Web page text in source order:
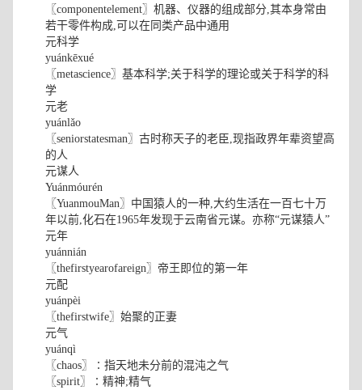
〖componentelement〗机器、仪器的组成部分,其本身常由
若干零件构成,可以在同类产品中通用
元科学
yuánkēxué
〖metascience〗基本科学;关于科学的理论或关于科学的科
学
元老
yuánlǎo
〖seniorstatesman〗古时称天子的老臣,现指政界年辈资望高
的人
元谋人
Yuánmóurén
〖YuanmouMan〗中国猿人的一种,大约生活在一百七十万
年以前,化石在1965年发现于云南省元谋。亦称“元谋猿人”
元年
yuánnián
〖thefirstyearofareign〗帝王即位的第一年
元配
yuánpèi
〖thefirstwife〗始聚的正妻
元气
yuánqì
〖chaos〗∶指天地未分前的混沌之气
〖spirit〗∶精神;精气